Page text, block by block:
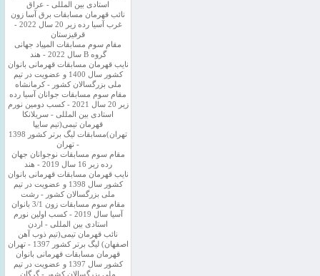
استادی بین المللی - عراق
نائب قهرمان مسابقات برق آسا زون
غرب آسیا رده زیر 20 سال 2022 -
قرقیزستان
مقام سوم مسابقات المپیاد جهانی
گروه B سال 2022 - هند
نایب قهرمان مسابقات قهرمانی بانوان
کشور سال 1400 و عضویت در تیم
ملی بزرگسالان کشور - کرمانشاه
مقام سوم مسابقات جوانان آسیا رده
زیر 20 سال 2021 - کسب دومین نورم
استادی بین المللی - سریلانکا
قهرمان تیمی(تیم سایپا
تهران)مسابقات لیگ برتر کشور 1398
- تهران
مقام سوم مسابقات نوجوانان جهان
رده زیر 16 سال 2019 - هند
نایب قهرمان مسابقات قهرمانی بانوان
کشور سال 1398 و عضویت در تیم
ملی بزرگسالان کشور - رشت
مقام سوم مسابقات زون 3/1 بانوان
آسیا سال 2019 - کسب اولین نورم
استادی بین المللی - اردن
نائب قهرمان تیمی(تیم ذوب آهن
اصفهان) لیگ برتر کشور 1397 - تهران
قهرمان مسابقات قهرمانی بانوان
کشور سال 1397 و عضویت در تیم
ملی بزرگسالان کشور - گرگان